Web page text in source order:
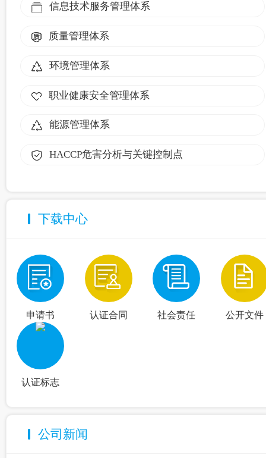
信息技术服务管理体系
质量管理体系
环境管理体系
职业健康安全管理体系
能源管理体系
HACCP危害分析与关键控制点
下载中心
申请书 认证合同 社会责任 公开文件
认证标志
公司新闻